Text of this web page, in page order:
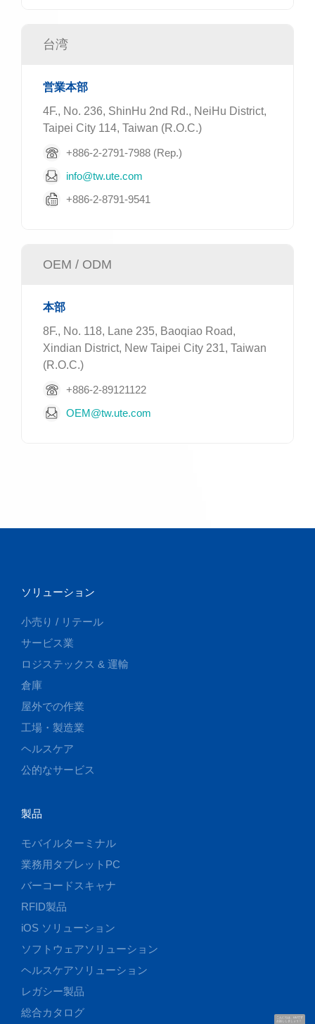
こんにちは、UUです
お話ししましょう！
台湾
営業本部
4F., No. 236, ShinHu 2nd Rd., NeiHu District,
Taipei City 114, Taiwan (R.O.C.)
+886-2-2791-7988 (Rep.)
info@tw.ute.com
+886-2-8791-9541
OEM / ODM
本部
8F., No. 118, Lane 235, Baoqiao Road,
Xindian District, New Taipei City 231, Taiwan
(R.O.C.)
+886-2-89121122
OEM@tw.ute.com
ソリューション
小売り / リテール
サービス業
ロジステックス & 運輸
倉庫
屋外での作業
工場・製造業
ヘルスケア
公的なサービス
製品
モバイルターミナル
業務用タブレットPC
バーコードスキャナ
RFID製品
iOS ソリューション
ソフトウェアソリューション
ヘルスケアソリューション
レガシー製品
総合カタログ